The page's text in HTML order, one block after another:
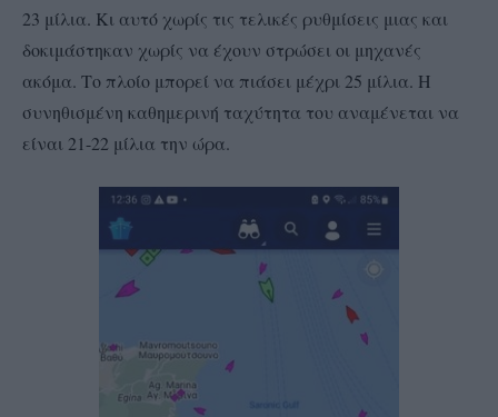
23 μίλια. Κι αυτό χωρίς τις τελικές ρυθμίσεις μιας και
δοκιμάστηκαν χωρίς να έχουν στρώσει οι μηχανές
ακόμα. Το πλοίο μπορεί να πιάσει μέχρι 25 μίλια. Η
συνηθισμένη καθημερινή ταχύτητα του αναμένεται να
είναι 21-22 μίλια την ώρα.